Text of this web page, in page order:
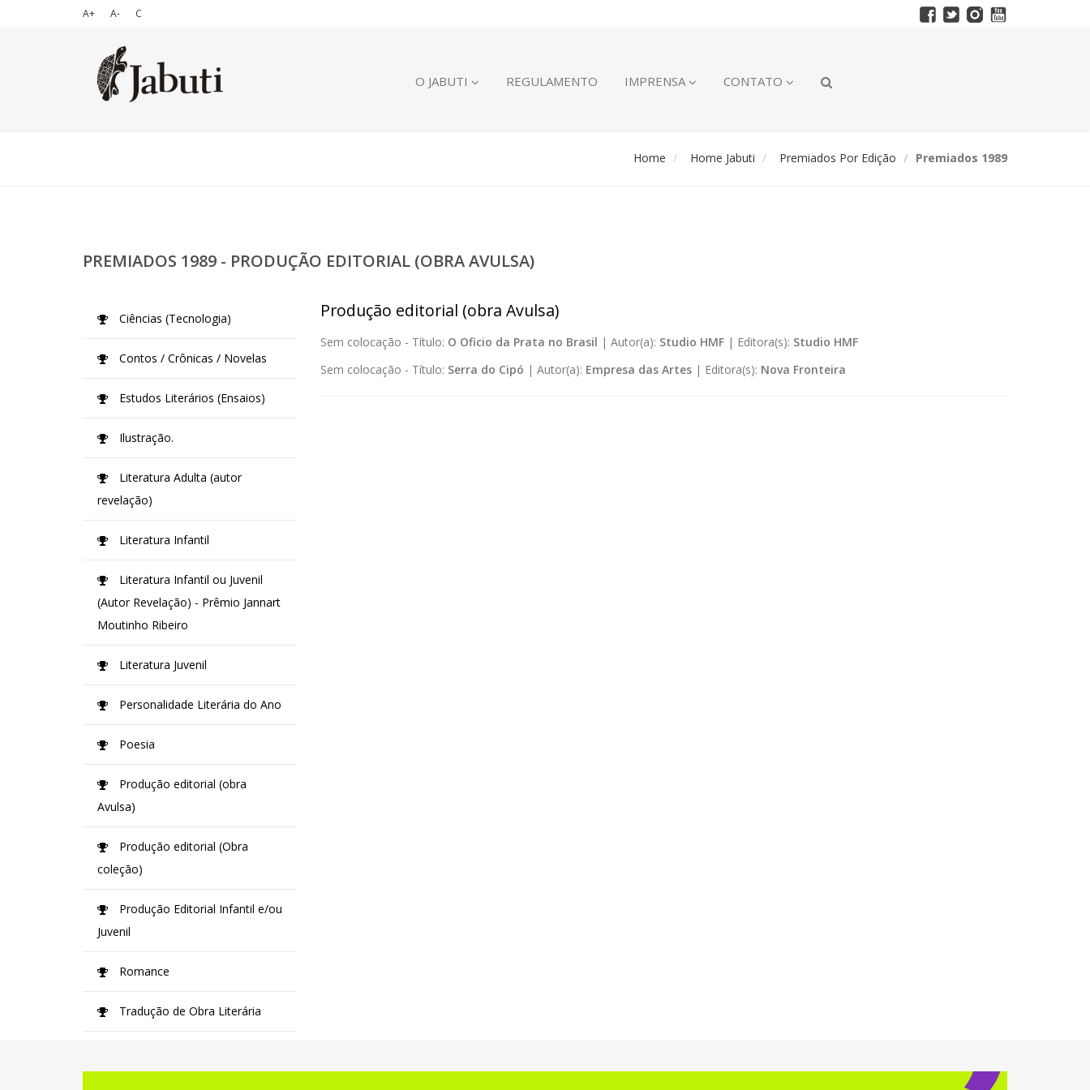
A+ A- C
O JABUTI REGULAMENTO IMPRENSA CONTATO
Home Home Jabuti Premiados Por Edição Premiados 1989
PREMIADOS 1989 - PRODUÇÃO EDITORIAL (OBRA AVULSA)
Produção editorial (obra Avulsa)
Sem colocação - Título: O Oficio da Prata no Brasil | Autor(a): Studio HMF| Editora(s): Studio HMF
Sem colocação - Título: Serra do Cipó | Autor(a): Empresa das Artes| Editora(s): Nova Fronteira
Ciências (Tecnologia)
Contos / Crônicas / Novelas
Estudos Literários (Ensaios)
Ilustração.
Literatura Adulta (autor
revelação)
Literatura Infantil
Literatura Infantil ou Juvenil
(Autor Revelação) - Prêmio Jannart
Moutinho Ribeiro
Literatura Juvenil
Personalidade Literária do Ano
Poesia
Produção editorial (obra
Avulsa)
Produção editorial (Obra
coleção)
Produção Editorial Infantil e/ou
Juvenil
Romance
Tradução de Obra Literária